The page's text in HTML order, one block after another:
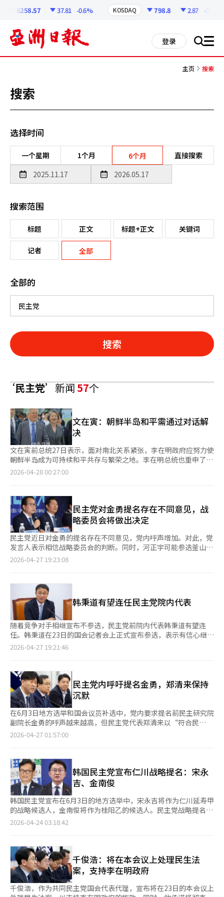
6258.57 37.81 -0.6% KOSDAQ 798.8 2.87 -0.36%
登录 搜 all
主页 搜索
搜索
选择时间
一个星期 1个月 6个月 直接搜索
搜索范围
标题 正文 标题+正文 关键词
记者 全部
全部的
搜索
‘民主党’新闻57个
文在寅：朝鲜半岛和平需通过对话解
决
文在寅前总统27日表示，面对南北关系紧张，李在明政府应努力使
朝鲜半岛成为可持续和平共存与繁荣之地。李在明总统也重申了无
敌对行为的和平共存政策。文在寅当天在国会举行的4.27板门店宣
价道，板门店宣言是改善南北关系、缓解军事紧张、实质性消除战
争风险及构建朝鲜半岛和平体制的历史性宣言。他指出，2018年
的和平春天并非自然而来，尽管朝鲜目前反应冷淡且敌对，但坚持
不懈地走下去，必将迎来对话的机会。李在明总统因日程原因未能
出席，由洪益杓政务首席代读其立场。李总统表示，八年前的今
天，朝鲜半岛春意盎然，南北两国领导人展示了共同前进的美好未
来。尽管承诺未能实现，但仍需在断裂与敌对的土地上绽放和平之
花。国民主权政府将在不追求吸收统一、不进行任何敌对行为的原
2018年4月27日由文在寅与朝鲜国务委员长金正恩在板门店举行南
北首脑会谈后发表，内容包括实现无核化、宣布战争结束、设立南
北共同联络事务所等。今年的活动由民主政府朝鲜半岛和平继承发
展协商会与统一部共同主办，得到共同民主党、祖国革新党和弗里
德里希·艾伯特基金会的支持。当天的活动包括文在寅夫妇、洪政
务首席、国会议长禹元植、共同民主党代表郑清来、统一部长郑东
泳、金大中基金会理事长权鲁甲、卢武铉基金会理事长车成洙、朝
鲜半岛和平论坛理事长林东源等出席。※ 本报道经人工智能（AI）
2026-04-28 00:27:00
民主党对金勇提名存在不同意见，战
略委员会将做出决定
民主党近日对金勇的提名存在不同意见，党内呼声增加。对此，党
发言人表示相信战略委员会的判断。同时，河正宇可能参选釜山北
区的动向也在持续。姜俊贤发言人27日上午在国会表示，关于金勇
党内的气氛，并不代表党的立场。关于河正宇的参选，姜发言人表
示，党内一直在努力邀请他参选，但是否参选取决于他的意愿。他
补充说，距离补选时间不多，最重要的是河正宇的坚定意愿。姜发
言人还提到，战略委员会将频繁召开会议，以确保在5月初完成战
略提名。※ 本报道经人工智能（AI）系统翻译与编辑。
2026-04-27 19:23:08
韩秉道有望连任民主党院内代表
随着竞争对手相继宣布不参选，民主党前院内代表韩秉道有望连
任。韩秉道在23日的国会记者会上正式宣布参选，表示有信心继续
做好工作。若成功当选，他将成为民主党首位连任的院内代表。白
强调民主党在即将到来的地方选举和国会议员补选中获胜至关重
要。此前，白惠莲和朴正曾在1月的院内代表补选中与韩秉道竞争
但未能成功。徐英教议员也宣布不参选，表示将专注于国会特别委
员会和法制委员会的工作。然而，党内也有对韩秉道连任的担忧。
金用民议员24日表示，院内代表连任不利于党内活力，希望有新面
孔带来新气象。他还建议将院内代表选举中党内投票比例从20%提
高到50%。新当选的院内代表将负责下半年常任委员会的分配工
作。※ 本报道经人工智能（AI）系统翻译与编辑。
2026-04-27 19:21:46
民主党内呼吁提名金勇，郑清来保持
沉默
在6月3日地方选举和国会议员补选中，党内要求提名前民主研究院
副院长金勇的呼声越来越高，但民主党代表郑清来以“符合民
意”为由保持谨慎态度。郑代表26日访问大邱，参加金富谦大邱市
民意和胜利的观点”。党内秘书长赵胜来在同日的广播节目中表
示，正在综合考虑金勇的提名可能性，但党内有不少反对意见。赵
秘书长解释说，“有声音认为需要对政治检察机关的受害者给予政
治关怀，但也有意见认为从民意角度看不合适”。此后，党领导层
对金勇的提名保持沉默。在党领导层谨慎行事的同时，要求提名金
勇的党内议员人数不断增加。当天，议员安浩英在社交媒体上强
调，“为了补选胜利，金勇必须出马”。被称为李在明总统心腹的
金勇公开要求在此次补选中获得京畿道安山甲的提名。他前一天在
来”。据金勇方面称，约60名民主党国会议员希望他参选，包括最
高委员李彦珠、姜得求、黄明善，以及中坚议员赵正植、金太年、
朴智元等人也认同他的提名必要性。关于金勇的提名，保持沉默的
民主党领导层预计将在本月底或下月初做出决定。民主党计划在下
月初完成包括京畿道安山甲在内的国会议员补选战略提名。
2026-04-27 01:57:00
韩国民主党宣布仁川战略提名：宋永
吉、金南俊
韩国民主党宣布在6月3日的地方选举中，宋永吉将作为仁川延寿甲
的战略候选人，金南俊将作为桂阳乙的候选人。民主党战略提名委
员会23日下午在国会召开会议，做出了这一决定。首席发言人姜俊
为必须守住的关键战略地区。宋永吉曾担任仁川市长和国会议员，
具有丰富的经验和影响力。他补充道：“宋永吉在面对尹锡悦政府
的调查时证明了自己的清白，是延寿甲最具竞争力的候选人。”关
于金南俊，姜发言人指出：“他深刻理解李在明总统的政策，并在
桂阳乙地区有很高的认知度，作为前总统秘书室发言人，他的沟通
2026-04-24 03:18:42
千俊浩：将在本会议上处理民生法
案，支持李在明政府
千俊浩，作为共同民主党国会代表代理，宣布将在23日的本会议上